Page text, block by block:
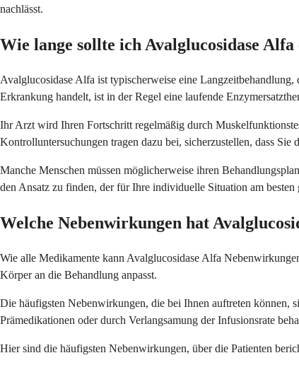
nachlässt.
Wie lange sollte ich Avalglucosidase Alfa
Avalglucosidase Alfa ist typischerweise eine
Erkrankung handelt, ist in der Regel eine laufende
Ihr Arzt wird Ihren Fortschritt regelmäßig durch
Kontrolluntersuchungen tragen dazu bei, sicherzustellen, dass Sie
Manche Menschen müssen möglicherweise ihren
den Ansatz zu finden, der für Ihre individuelle Situation am besten
Welche Nebenwirkungen hat
Wie alle Medikamente kann Avalglucosidase Alfa
Körper an die Behandlung anpasst.
Die häufigsten Nebenwirkungen, die bei Ihnen auftreten können,
Prämedikationen oder durch Verlangsamung der Infusionsrate
Hier sind die häufigsten Nebenwirkungen, über die Patienten